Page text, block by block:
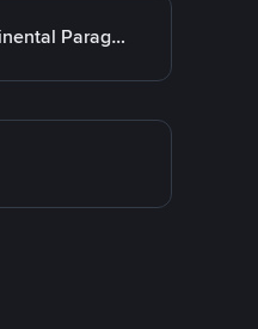
Banco Continental Paraguay